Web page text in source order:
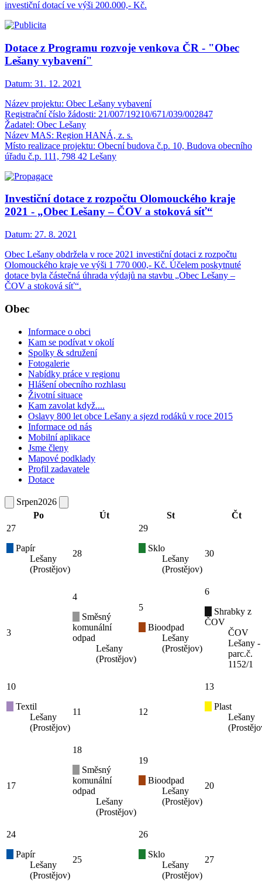
investiční dotací ve výši 200.000,- Kč.
Dotace z Programu rozvoje venkova ČR - "Obec
Lešany vybavení"
Datum: 31. 12. 2021
Název projektu: Obec Lešany vybavení
Registrační číslo žádosti: 21/007/19210/671/039/002847
Žadatel: Obec Lešany
Název MAS: Region HANÁ, z. s.
Místo realizace projektu: Obecní budova č.p. 10, Budova obecního
úřadu č.p. 111, 798 42 Lešany
Investiční dotace z rozpočtu Olomouckého kraje
2021 - „Obec Lešany – ČOV a stoková síť“
Datum: 27. 8. 2021
Obec Lešany obdržela v roce 2021 investiční dotaci z rozpočtu
Olomouckého kraje ve výši 1 770 000,- Kč. Účelem poskytnuté
dotace byla částečná úhrada výdajů na stavbu „Obec Lešany –
ČOV a stoková síť“.
Obec
Informace o obci
Kam se podívat v okolí
Spolky & sdružení
Fotogalerie
Nabídky práce v regionu
Hlášení obecního rozhlasu
Životní situace
Kam zavolat když....
Oslavy 800 let obce Lešany a sjezd rodáků v roce 2015
Informace od nás
Mobilní aplikace
Jsme členy
Mapové podklady
Profil zadavatele
Dotace
Srpen2026
Po
Út St
Čt
27
Papír
Lešany
(Prostějov)
28
29
Sklo
Lešany
(Prostějov)
30
3
4
Směsný
komunální
odpad
Lešany
(Prostějov)
5
Bioodpad
Lešany
(Prostějov)
6
Shrabky z
ČOV
ČOV
Lešany -
parc.č.
1152/1
10
Textil
Lešany
(Prostějov)
11 12
13
Plast
Lešany
17
18
Směsný
komunální
odpad
Lešany
(Prostějov)
19
Bioodpad
Lešany
(Prostějov)
20
24
Papír
Lešany
(Prostějov)
25
26
Sklo
Lešany
(Prostějov)
27